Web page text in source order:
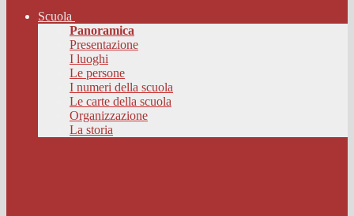
Scuola
Panoramica
Presentazione
I luoghi
Le persone
I numeri della scuola
Le carte della scuola
Organizzazione
La storia